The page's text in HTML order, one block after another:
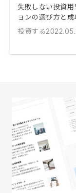
失敗しない投資
ョンの選び方と
投資する